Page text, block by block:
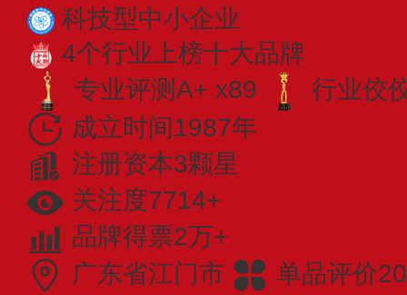
科技型中小企业
4个行业上榜十大品牌
专业评测A+ x89
行业佼
成立时间1987年
注册资本3颗星
关注度7714+
品牌得票2万+
广东省江门市
单品评价